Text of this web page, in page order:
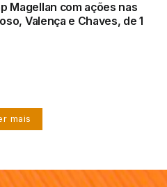
Magellan com ações nas
Valença e Chaves, de 1
mais